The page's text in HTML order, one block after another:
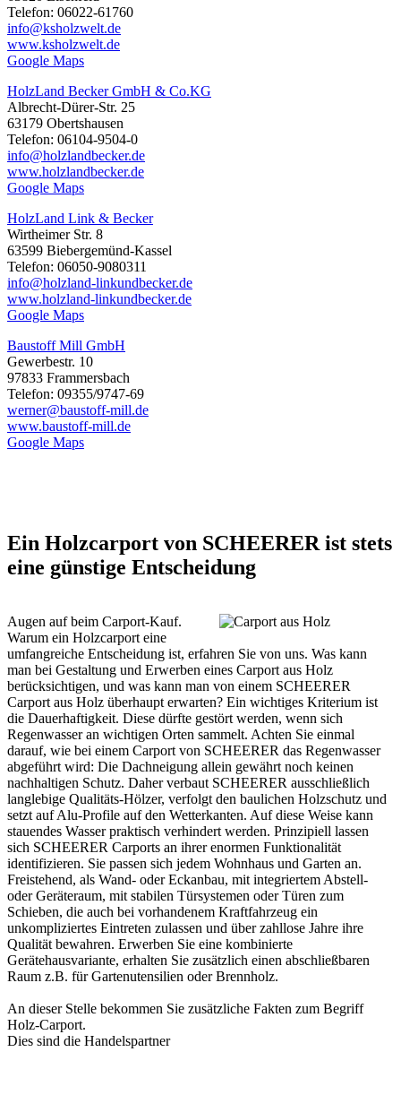
Telefon: 06022-61760
info@ksholzwelt.de
www.ksholzwelt.de
Google Maps
HolzLand Becker GmbH & Co.KG
Albrecht-Dürer-Str. 25
63179 Obertshausen
Telefon: 06104-9504-0
info@holzlandbecker.de
www.holzlandbecker.de
Google Maps
HolzLand Link & Becker
Wirtheimer Str. 8
63599 Biebergemünd-Kassel
Telefon: 06050-9080311
info@holzland-linkundbecker.de
www.holzland-linkundbecker.de
Google Maps
Baustoff Mill GmbH
Gewerbestr. 10
97833 Frammersbach
Telefon: 09355/9747-69
werner@baustoff-mill.de
www.baustoff-mill.de
Google Maps
Ein Holzcarport von SCHEERER ist stets
eine günstige Entscheidung
Augen auf beim Carport-Kauf.
Warum ein Holzcarport eine
umfangreiche Entscheidung ist, erfahren Sie von uns. Was kann
man bei Gestaltung und Erwerben eines Carport aus Holz
berücksichtigen, und was kann man von einem SCHEERER
Carport aus Holz überhaupt erwarten? Ein wichtiges Kriterium ist
die Dauerhaftigkeit. Diese dürfte gestört werden, wenn sich
Regenwasser an wichtigen Orten sammelt. Achten Sie einmal
darauf, wie bei einem Carport von SCHEERER das Regenwasser
abgeführt wird: Die Dachneigung allein gewährt noch keinen
nachhaltigen Schutz. Daher verbaut SCHEERER ausschließlich
langlebige Qualitäts-Hölzer, verfolgt den baulichen Holzschutz und
setzt auf Alu-Profile auf den Wetterkanten. Auf diese Weise kann
stauendes Wasser praktisch verhindert werden. Prinzipiell lassen
sich SCHEERER Carports an ihrer enormen Funktionalität
identifizieren. Sie passen sich jedem Wohnhaus und Garten an.
Freistehend, als Wand- oder Eckanbau, mit integriertem Abstell-
oder Geräteraum, mit stabilen Türsystemen oder Türen zum
Schieben, die auch bei vorhandenem Kraftfahrzeug ein
unkompliziertes Eintreten zulassen und über zahllose Jahre ihre
Qualität bewahren. Erwerben Sie eine kombinierte
Gerätehausvariante, erhalten Sie zusätzlich einen abschließbaren
Raum z.B. für Gartenutensilien oder Brennholz.
An dieser Stelle bekommen Sie zusätzliche Fakten zum Begriff
Holz-Carport.
Dies sind die Handelspartner